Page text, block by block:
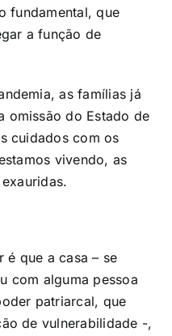
fundamental, que
a função de
as famílias já
omissão do Estado de
cuidados com os
vivendo, as
é que a casa – se
com alguma pessoa
patriarcal, que
de vulnerabilidade -,